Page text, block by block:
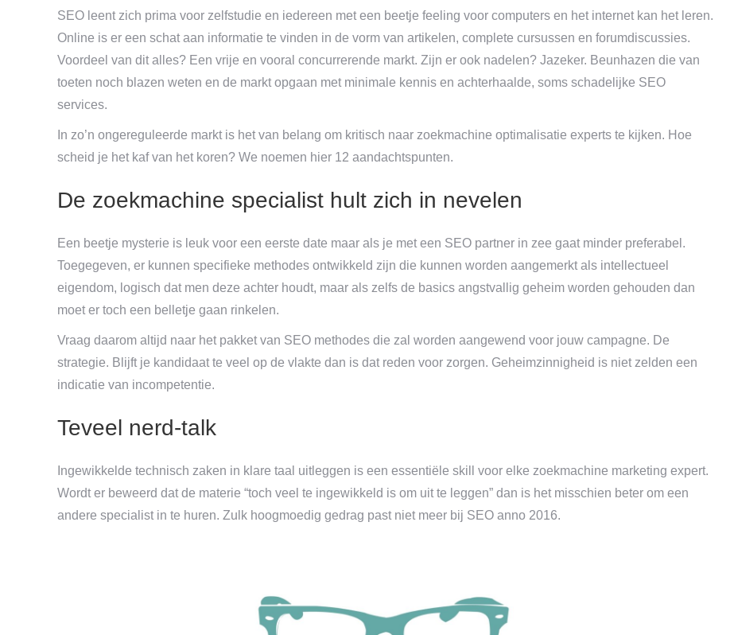
SEO leent zich prima voor zelfstudie en iedereen met een beetje feeling voor computers en het internet kan het leren.
Online is er een schat aan informatie te vinden in de vorm van artikelen, complete cursussen en forumdiscussies.
Voordeel van dit alles? Een vrije en vooral concurrerende markt. Zijn er ook nadelen? Jazeker. Beunhazen die van
toeten noch blazen weten en de markt opgaan met minimale kennis en achterhaalde, soms schadelijke SEO
services.
In zo’n ongereguleerde markt is het van belang om kritisch naar zoekmachine optimalisatie experts te kijken. Hoe
scheid je het kaf van het koren? We noemen hier 12 aandachtspunten.
De zoekmachine specialist hult zich in nevelen
Een beetje mysterie is leuk voor een eerste date maar als je met een SEO partner in zee gaat minder preferabel.
Toegegeven, er kunnen specifieke methodes ontwikkeld zijn die kunnen worden aangemerkt als intellectueel
eigendom, logisch dat men deze achter houdt, maar als zelfs de basics angstvallig geheim worden gehouden dan
moet er toch een belletje gaan rinkelen.
Vraag daarom altijd naar het pakket van SEO methodes die zal worden aangewend voor jouw campagne. De
strategie. Blijft je kandidaat te veel op de vlakte dan is dat reden voor zorgen. Geheimzinnigheid is niet zelden een
indicatie van incompetentie.
Teveel nerd-talk
Ingewikkelde technisch zaken in klare taal uitleggen is een essentiële skill voor elke zoekmachine marketing expert.
Wordt er beweerd dat de materie “toch veel te ingewikkeld is om uit te leggen” dan is het misschien beter om een
andere specialist in te huren. Zulk hoogmoedig gedrag past niet meer bij SEO anno 2016.